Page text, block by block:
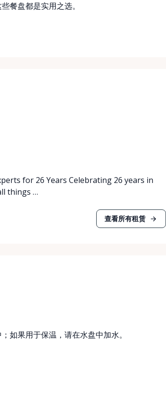
餐盘都是实用之选。
for 26 Years Celebrating 26 years in
things …
查看所有租赁
如果用于保温，请在水盘中加水。